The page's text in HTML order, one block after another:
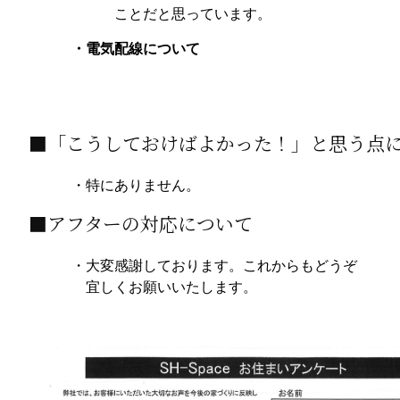
ことだと思っています。
・電気配線について
■「こうしておけばよかった！」と思う点
・特にありません。
■アフターの対応について
・大変感謝しております。これからもどうぞ
宜しくお願いいたします。